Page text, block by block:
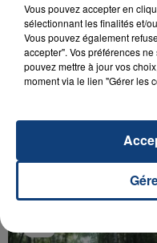
20 juillet 2026
UNE
reconnu sa
excuses.
TITRES
Vous pouvez accepter en
sélectionnant les finalités et/
Vous pouvez également
accepter". Vos préférences
pouvez mettre à jour vos
moment via le lien "Gérer les